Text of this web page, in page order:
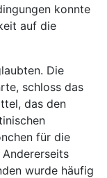
konnte
auf die
Die
schloss das
das den
für die
wurde häufig